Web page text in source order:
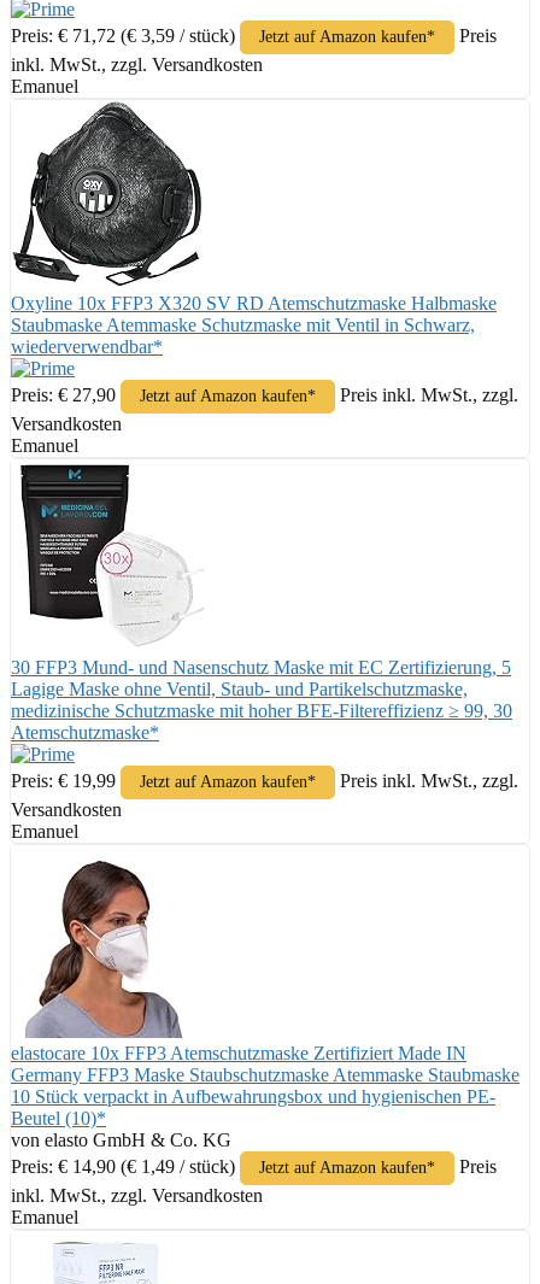
Preis: € 71,72 (€ 3,59 / stück) Jetzt auf Amazon kaufen*
Preis
inkl. MwSt., zzgl. Versandkosten
Emanuel
Oxyline 10x FFP3 X320 SV RD Atemschutzmaske Halbmaske
Staubmaske Atemmaske Schutzmaske mit Ventil in Schwarz,
wiederverwendbar*
Preis: € 27,90 Jetzt auf Amazon kaufen*
Preis inkl. MwSt., zzgl.
Versandkosten
Emanuel
30 FFP3 Mund- und Nasenschutz Maske mit EC Zertifizierung, 5
Lagige Maske ohne Ventil, Staub- und Partikelschutzmaske,
medizinische Schutzmaske mit hoher BFE-Filtereffizienz ≥ 99, 30
Atemschutzmaske*
Preis: € 19,99 Jetzt auf Amazon kaufen*
Preis inkl. MwSt., zzgl.
Versandkosten
Emanuel
elastocare 10x FFP3 Atemschutzmaske Zertifiziert Made IN
Germany FFP3 Maske Staubschutzmaske Atemmaske Staubmaske
10 Stück verpackt in Aufbewahrungsbox und hygienischen PE-
Beutel (10)*
von elasto GmbH & Co. KG
Preis: € 14,90 (€ 1,49 / stück) Jetzt auf Amazon kaufen*
Preis
inkl. MwSt., zzgl. Versandkosten
Emanuel